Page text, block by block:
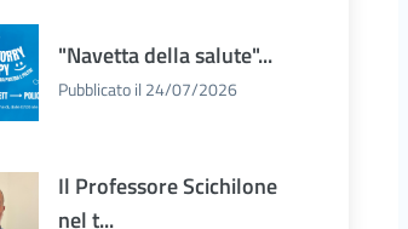
"Navetta della salute"...
Pubblicato il 24/07/2026
Il Professore Scichilone
nel t...